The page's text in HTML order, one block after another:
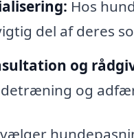
Hos
del af deres
og
og